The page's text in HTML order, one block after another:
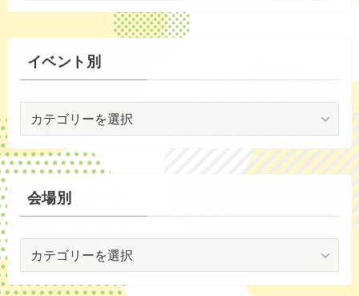
(53)
(59)
(1)
(5)
イベント別
ン
ト
別
会場別
別